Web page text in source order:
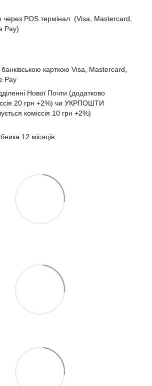
через POS термінал (Visa, Mastercard,
Pay)
карткою Visa, Mastercard,
Pay
Нової Почти (додатково
20 грн +2%) чи УКРПОШТИ
коміссія 10 грн +2%)
12 місяців.